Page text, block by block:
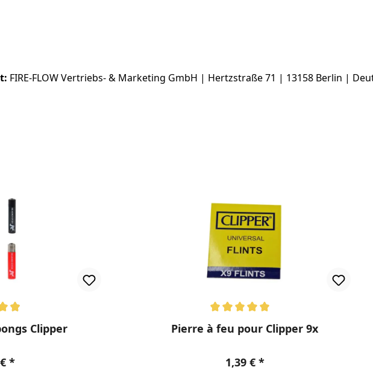
FIRE-FLOW Vertriebs- & Marketing GmbH | Hertzstraße 71 | 13158 Berlin |
5 étoilesClipper
:
Note moyenne de 5 sur 5 étoiles
Pierre à feu pour Clipper 9x
Prix régulier :
1,39 €